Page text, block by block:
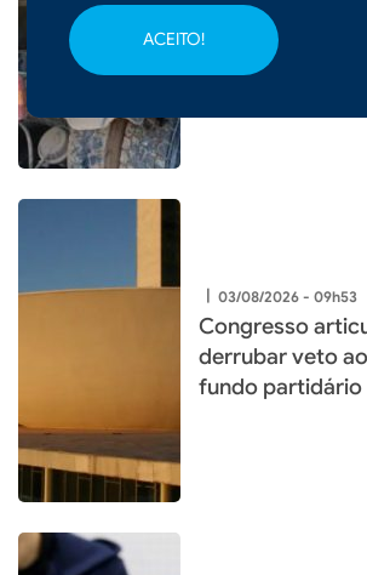
ACEITO!
estacionados e
autuado em
| 03/08/2026 - 09h53
Congresso
derrubar veto
fundo partidário